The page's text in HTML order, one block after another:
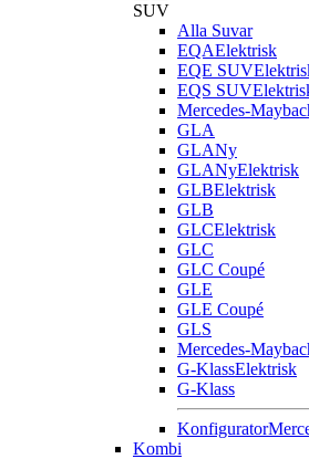
SUV
Alla Suvar
EQAElektrisk
EQE SUV
EQS SUV
Mercedes-
GLA
GLANy
GLANyElektrisk
GLBElektrisk
GLB
GLCElektrisk
GLC
GLC Coupé
GLE
GLE Coupé
GLS
Mercedes-
G-KlassElektrisk
G-Klass
Konfigurator
Kombi